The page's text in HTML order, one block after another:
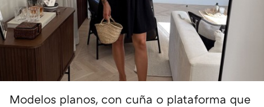
Modelos planos, con cuña o plataforma que